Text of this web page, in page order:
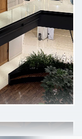
lo